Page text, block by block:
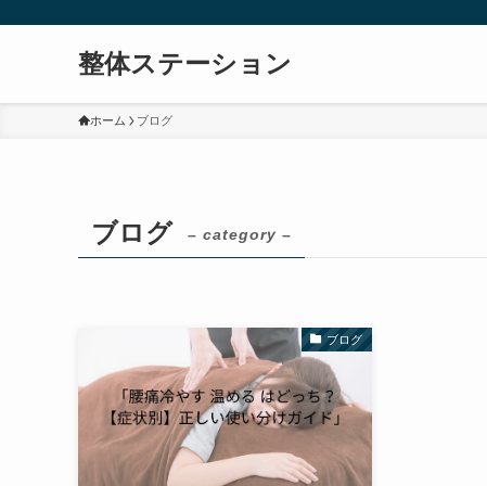
整体ステーション
ホーム ブログ
ブログ – category –
ブログ